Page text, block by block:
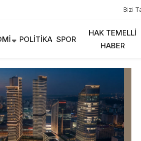
Bizi
POLITIKA SPOR
HAK TEMELLI
HABER